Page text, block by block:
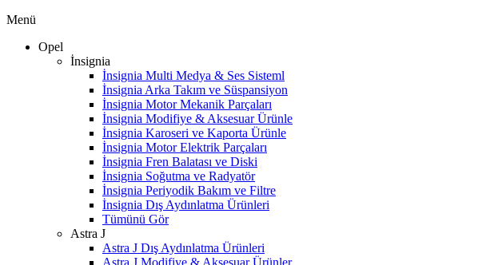
Menü
Opel
İnsignia
İnsignia Multi Medya & Ses Sisteml
İnsignia Arka Takım ve Süspansiyon
İnsignia Motor Mekanik Parçaları
İnsignia Modifiye & Aksesuar Ürünle
İnsignia Karoseri ve Kaporta Ürünle
İnsignia Motor Elektrik Parçaları
İnsignia Fren Balatası ve Diski
İnsignia Soğutma ve Radyatör
İnsignia Periyodik Bakım ve Filtre
İnsignia Dış Aydınlatma Ürünleri
Tümünü Gör
Astra J
Astra J Dış Aydınlatma Ürünleri
Astra J Modifiye & Aksesuar Ürünler